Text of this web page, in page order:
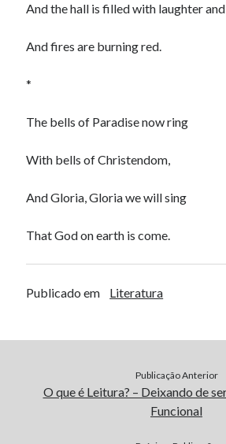
And the hall is filled with laughter
And fires are burning red.
*
The bells of Paradise now ring
With bells of Christendom,
And Gloria, Gloria we will sing
That God on earth is come.
Publicado em Literatura
Publicação Anterior
O que é Leitura? – Deixando de
Funcional